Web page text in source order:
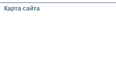
Карта сайта